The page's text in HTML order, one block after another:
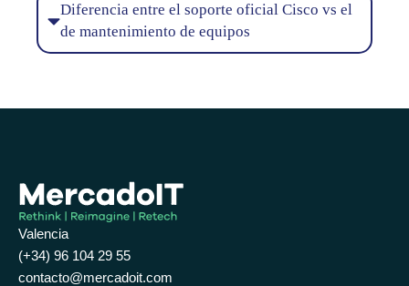
Diferencia entre el soporte oficial Cisco vs el
de mantenimiento de equipos
Valencia
(+34) 96 104 29 55
contacto@mercadoit.com